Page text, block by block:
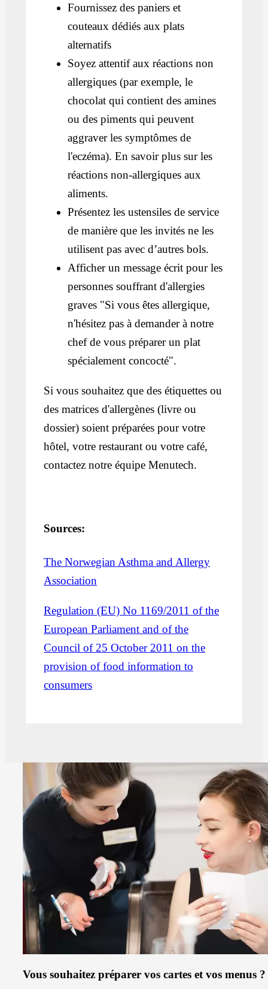
Fournissez des paniers et
couteaux dédiés aux plats
alternatifs
Soyez attentif aux réactions non
allergiques (par exemple, le
chocolat qui contient des amines
ou des piments qui peuvent
aggraver les symptômes de
l'eczéma). En savoir plus sur les
réactions non-allergiques aux
aliments.
Présentez les ustensiles de service
de manière que les invités ne les
utilisent pas avec d’autres bols.
Afficher un message écrit pour les
personnes souffrant d'allergies
graves "Si vous êtes allergique,
n'hésitez pas à demander à notre
chef de vous préparer un plat
spécialement concocté".
Si vous souhaitez que des étiquettes ou
des matrices d'allergènes (livre ou
dossier) soient préparées pour votre
hôtel, votre restaurant ou votre café,
contactez notre équipe Menutech.
Sources:
The Norwegian Asthma and Allergy
Association
Regulation (EU) No 1169/2011 of the
European Parliament and of the
Council of 25 October 2011 on the
provision of food information to
consumers
Vous souhaitez préparer vos cartes et vos menus ?